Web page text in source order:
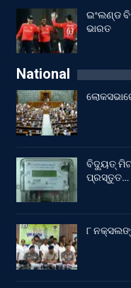
ଇଂଲଣ୍ଡ
ଭାରତ
National
ବିଦ୍ୟୁତ୍
ପ୍ରସ୍ତୁତ…
୮